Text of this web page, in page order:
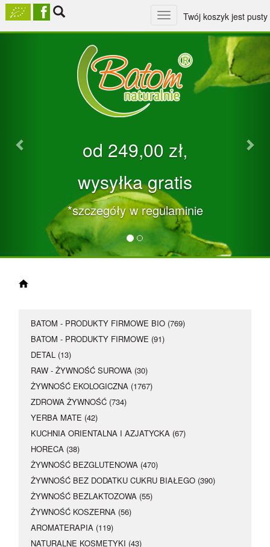
Toggle
navigation
Twój koszyk jest pusty
od 249,00 zł‚
wysyłka gratis
*szczegóły w regulaminie
% rabatu
Kupon rabatowy
Happy
BATOM - PRODUKTY FIRMOWE BIO (769)
BATOM - PRODUKTY FIRMOWE (91)
DETAL (13)
RAW - ŻYWNOŚĆ SUROWA (30)
ŻYWNOŚĆ EKOLOGICZNA (1767)
ZDROWA ŻYWNOŚĆ (734)
YERBA MATE (42)
KUCHNIA ORIENTALNA I AZJATYCKA (67)
HORECA (38)
ŻYWNOŚĆ BEZGLUTENOWA (470)
ŻYWNOŚĆ BEZ DODATKU CUKRU BIAŁEGO (390)
ŻYWNOŚĆ BEZLAKTOZOWA (55)
ŻYWNOŚĆ KOSZERNA (56)
AROMATERAPIA (119)
NATURALNE KOSMETYKI (43)